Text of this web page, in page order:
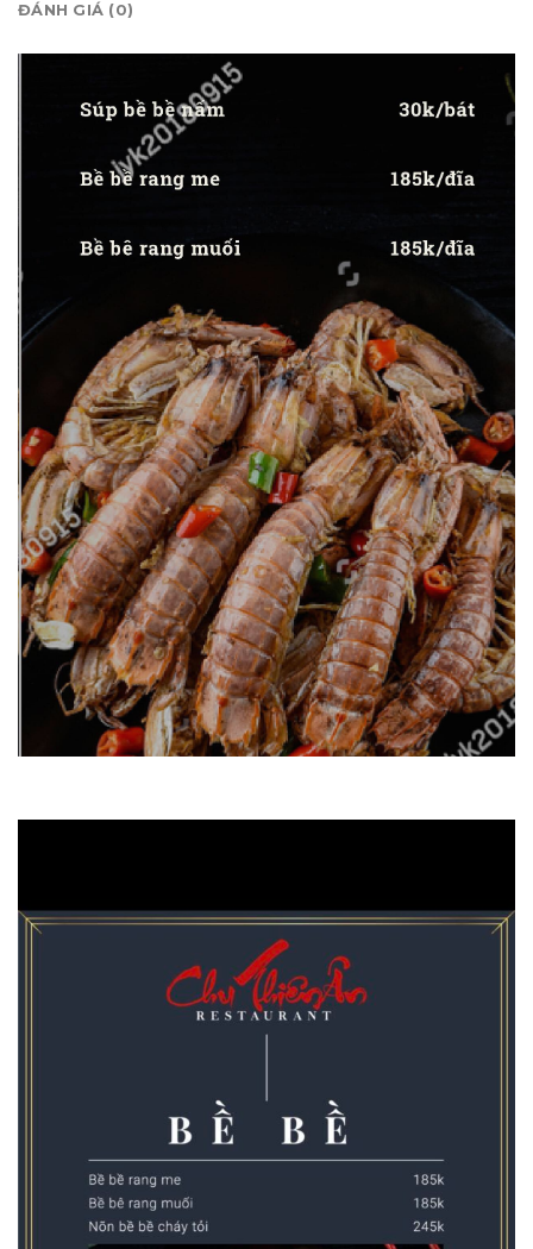
ĐÁNH GIÁ (0)